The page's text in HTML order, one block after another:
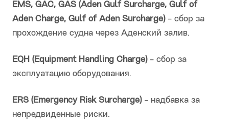
EMS, GAC, GAS (Aden Gulf Surcharge, Gulf of
Aden Charge, Gulf of Aden Surcharge)- сбор за
прохождение судна через Аденский залив.
EQH (Equipment Handling Charge)- сбор за
эксплуатацию оборудования.
ERS (Emergency Risk Surcharge)- надбавка за
непредвиденные риски.